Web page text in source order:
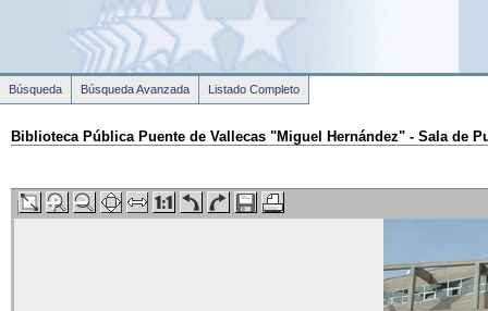
Biblioteca Pública Puente de Vallecas "Miguel Hernández" - Sala de
Búsqueda Búsqueda Avanzada Listado Completo